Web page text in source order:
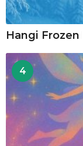
Hangi Frozen
4